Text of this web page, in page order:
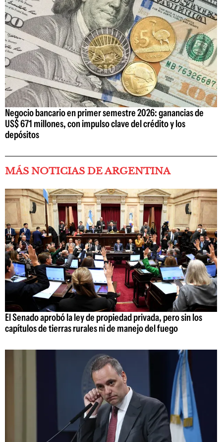
Negocio bancario en primer semestre 2026: ganancias de
US$ 671 millones, con impulso clave del crédito y los
depósitos
MÁS NOTICIAS DE ARGENTINA
El Senado aprobó la ley de propiedad privada, pero sin los
capítulos de tierras rurales ni de manejo del fuego